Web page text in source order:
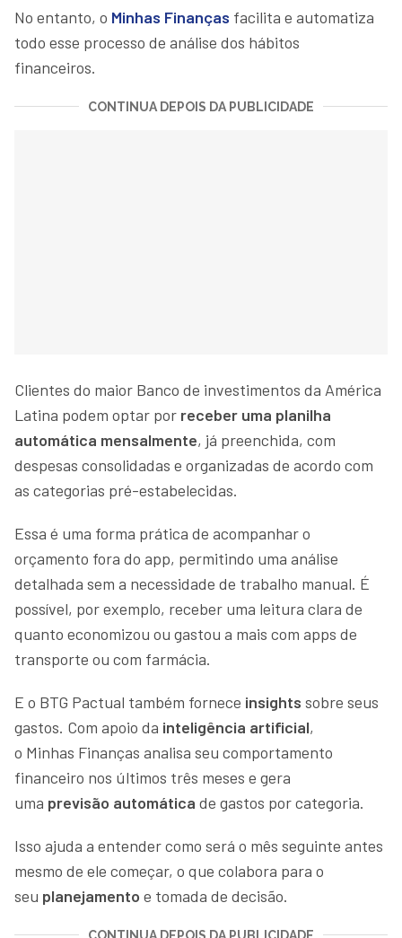
No entanto, o Minhas Finanças facilita e automatiza
todo esse processo de análise dos hábitos
financeiros.
CONTINUA DEPOIS DA PUBLICIDADE
Clientes do maior Banco de investimentos da América
Latina podem optar por receber uma planilha
automática mensalmente, já preenchida, com
despesas consolidadas e organizadas de acordo com
as categorias pré-estabelecidas.
Essa é uma forma prática de acompanhar o
orçamento fora do app, permitindo uma análise
detalhada sem a necessidade de trabalho manual. É
possível, por exemplo, receber uma leitura clara de
quanto economizou ou gastou a mais com apps de
transporte ou com farmácia.
E o BTG Pactual também fornece insights sobre seus
gastos. Com apoio da inteligência artificial,
o Minhas Finanças analisa seu comportamento
financeiro nos últimos três meses e gera
uma previsão automática de gastos por categoria.
Isso ajuda a entender como será o mês seguinte antes
mesmo de ele começar, o que colabora para o
seu planejamento e tomada de decisão.